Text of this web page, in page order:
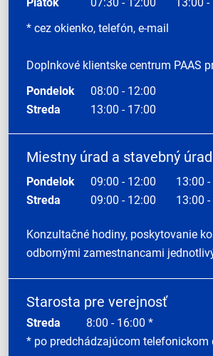
Piatok
07:30 - 12:00
13:00
* cez okienko, telefón, e-mail
Doplnkové klientske centrum PAAS
Pondelok
08:00 - 12:00
Streda
13:00 - 17:00
Miestny úrad a stavebný úrad
Pondelok 09:00 - 12:00
13:00
Streda
09:00 - 12:00 13:00
Konzultačné hodiny, poskytovanie
odbornými zamestnancami
Starosta pre verejnosť
Streda 8:00 - 16:00 *
* po predchádzajúcom telefonickom